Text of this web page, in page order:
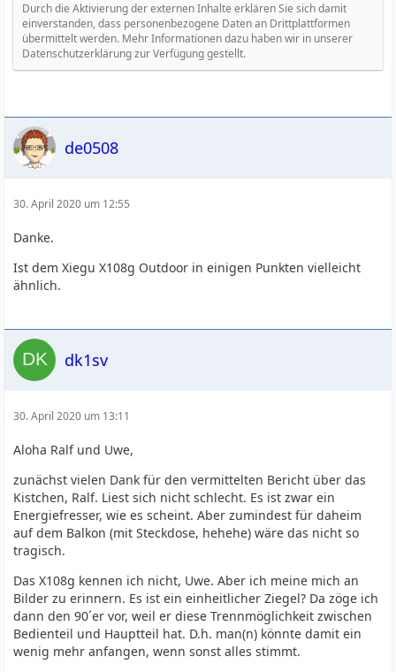
Durch die Aktivierung der externen Inhalte erklären Sie sich damit
einverstanden, dass personenbezogene Daten an Drittplattformen
übermittelt werden. Mehr Informationen dazu haben wir in unserer
Datenschutzerklärung zur Verfügung gestellt.
de0508
30. April 2020 um 12:55
Danke.
Ist dem Xiegu X108g Outdoor in einigen Punkten vielleicht
ähnlich.
dk1sv
30. April 2020 um 13:11
Aloha Ralf und Uwe,
zunächst vielen Dank für den vermittelten Bericht über das
Kistchen, Ralf. Liest sich nicht schlecht. Es ist zwar ein
Energiefresser, wie es scheint. Aber zumindest für daheim
auf dem Balkon (mit Steckdose, hehehe) wäre das nicht so
tragisch.
Das X108g kennen ich nicht, Uwe. Aber ich meine mich an
Bilder zu erinnern. Es ist ein einheitlicher Ziegel? Da zöge ich
dann den 90´er vor, weil er diese Trennmöglichkeit zwischen
Bedienteil und Hauptteil hat. D.h. man(n) könnte damit ein
wenig mehr anfangen, wenn sonst alles stimmt.